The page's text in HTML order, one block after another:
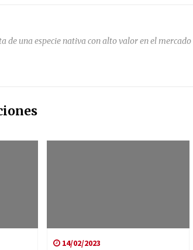
de una especie nativa con alto valor en el
14/02/2023